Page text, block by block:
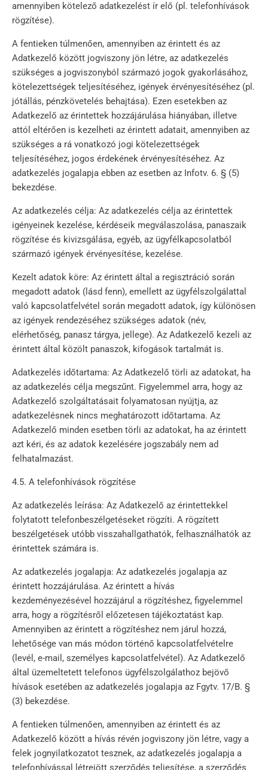
amennyiben kötelező adatkezelést ír elő (pl. telefonhívások
rögzítése).
A fentieken túlmenően, amennyiben az érintett és az
Adatkezelő között jogviszony jön létre, az adatkezelés
szükséges a jogviszonyból származó jogok gyakorlásához,
kötelezettségek teljesítéséhez, igények érvényesítéséhez (pl.
jótállás, pénzkövetelés behajtása). Ezen esetekben az
Adatkezelő az érintettek hozzájárulása hiányában, illetve
attól eltérően is kezelheti az érintett adatait, amennyiben az
szükséges a rá vonatkozó jogi kötelezettségek
teljesítéséhez, jogos érdekének érvényesítéséhez. Az
adatkezelés jogalapja ebben az esetben az Infotv. 6. § (5)
bekezdése.
Az adatkezelés célja: Az adatkezelés célja az érintettek
igényeinek kezelése, kérdéseik megválaszolása, panaszaik
rögzítése és kivizsgálása, egyéb, az ügyfélkapcsolatból
származó igények érvényesítése, kezelése.
Kezelt adatok köre: Az érintett által a regisztráció során
megadott adatok (lásd fenn), emellett az ügyfélszolgálattal
való kapcsolatfelvétel során megadott adatok, így különösen
az igények rendezéséhez szükséges adatok (név,
elérhetőség, panasz tárgya, jellege). Az Adatkezelő kezeli az
érintett által közölt panaszok, kifogások tartalmát is.
Adatkezelés időtartama: Az Adatkezelő törli az adatokat, ha
az adatkezelés célja megszűnt. Figyelemmel arra, hogy az
Adatkezelő szolgáltatásait folyamatosan nyújtja, az
adatkezelésnek nincs meghatározott időtartama. Az
Adatkezelő minden esetben törli az adatokat, ha az érintett
azt kéri, és az adatok kezelésére jogszabály nem ad
felhatalmazást.
4.5. A telefonhívások rögzítése
Az adatkezelés leírása: Az Adatkezelő az érintettekkel
folytatott telefonbeszélgetéseket rögzíti. A rögzített
beszélgetések utóbb visszahallgathatók, felhasználhatók az
érintettek számára is.
Az adatkezelés jogalapja: Az adatkezelés jogalapja az
érintett hozzájárulása. Az érintett a hívás
kezdeményezésével hozzájárul a rögzítéshez, figyelemmel
arra, hogy a rögzítésről előzetesen tájékoztatást kap.
Amennyiben az érintett a rögzítéshez nem járul hozzá,
lehetősége van más módon történő kapcsolatfelvételre
(levél, e-mail, személyes kapcsolatfelvétel). Az Adatkezelő
által üzemeltetett telefonos ügyfélszolgálathoz bejövő
hívások esetében az adatkezelés jogalapja az Fgytv. 17/B. §
(3) bekezdése.
A fentieken túlmenően, amennyiben az érintett és az
Adatkezelő között a hívás révén jogviszony jön létre, vagy a
felek jognyilatkozatot tesznek, az adatkezelés jogalapja a
telefonhívással létrejött szerződés teljesítése, a szerződés